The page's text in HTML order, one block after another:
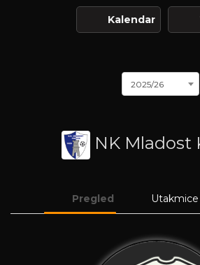
Kalendar
2025/26
NK Mladost
Pregled Utakmice